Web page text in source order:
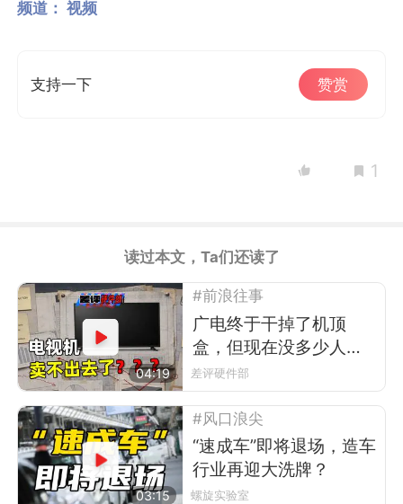
频道： 视频
支持一下 赞赏
1
读过本文，Ta们还读了
04:19
#前浪往事
广电终于干掉了机顶
盒，但现在没多少人看
电视了
差评硬件部
03:15
#风口浪尖
“速成车”即将退场，造车
行业再迎大洗牌？
螺旋实验室